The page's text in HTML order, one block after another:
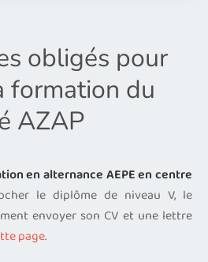
obligés pour
formation du
AZAP
en alternance AEPE en centre
le diplôme de niveau V, le
envoyer son CV et une lettre
page.